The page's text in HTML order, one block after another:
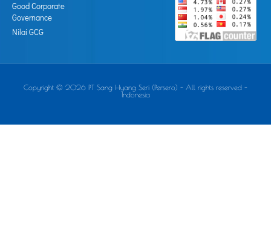
Good Corporate
Governance
Nilai GCG
Copyright © 2026 PT Sang Hyang Seri (Persero) - All rights reserved -
Indonesia